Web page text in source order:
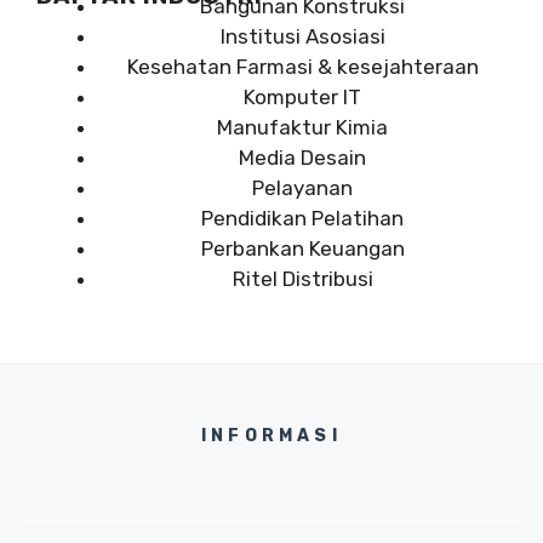
Bangunan Konstruksi
Institusi Asosiasi
Kesehatan Farmasi & kesejahteraan
Komputer IT
Manufaktur Kimia
Media Desain
Pelayanan
Pendidikan Pelatihan
Perbankan Keuangan
Ritel Distribusi
INFORMASI